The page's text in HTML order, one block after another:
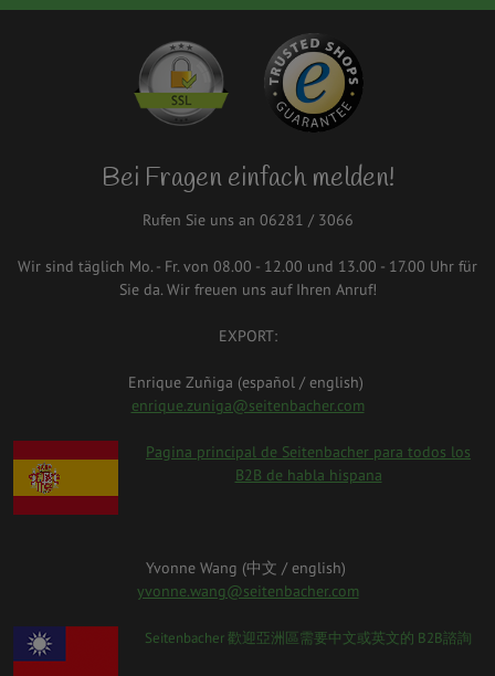
Bei Fragen einfach melden!
Rufen Sie uns an 06281 / 3066
Wir sind täglich Mo. - Fr. von 08.00 - 12.00 und 13.00 - 17.00 Uhr für
Sie da. Wir freuen uns auf Ihren Anruf!
EXPORT:
Enrique Zuñiga (español / english)
enrique.zuniga@seitenbacher.com
spanien.png
Pagina principal de Seitenbacher para todos los
B2B de habla hispana
Yvonne Wang (中⽂ / english)
yvonne.wang@seitenbacher.com
taiwan_0.pngSeitenbacher 歡迎亞洲區需要中⽂或英⽂的 B2B諮詢